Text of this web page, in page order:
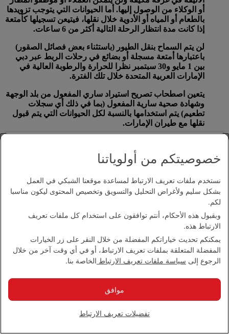
أو الوكلاء من الوصول إليها. أما الحيوانات التي يتوجب تزويدها
بالطعام أو المياه أو الأدوية خلال نقلها، فيتيعن تسجيلها كأمتعة
إذا كانت مدة انتظار الرحلة التالية أكثر من 6 ساعات.
لن يتم السماح بنقل الطيور (باستثناء بعض فصائل الصقور)
باعتبارها أمتعة مسجلة أو بضائع في رحلات الربط عبر دبي
بين 1 مايو و30 سبتمبر نظرا للحرارة والرطوبة العالية في
الإمارات العربية المتحدة خلال تلك الفترة.
يتعين اصطحاب تصريح استيراد ساري المفعول من بلد الوجهة
وشهادة صحية سارية المفعول (بما في ذلك أي سجلات
تطعيم) يتم استخدامها بالنسبة لكل الحيوانات التي يتم قبول
نقلها مع طيران الإمارات.
أنها أمتعة. يرجى الاتصال مع
للحصول على المزيد من المعلومات.
بالنسبة للحيوانات التي يتم نقلها على متن طيران الإمارات،
يتعين كتابة متطلبات درجة الحرارة المثلى على حاوية نقل
الحيوان إضافة إلى رقم الهاتف للاتصال في حالات الطوارئ
لن تقبل طيران الإمارات نقل أي أنثى حيوان قد تجاوزت ثلث
فترة الحمل أو وضعت مولودها قبل السفر بـ 48 ساعة.
ما هي السياسة المتبعة في ما يتعلق بنقل البضائع الخطرة؟
البضائع الخطرة عبارة عن مواد قد تشكل مخاطر على صحة
الركاب وسلامتهم أو قد تتسبب في إلحاق أضرار بالطائرة.
ويشار إلى هذه البضائع أيضا بأنها مواد محظورة ومواد خطرة
خصوصيتكم من أولوياتنا
نستخدم ملفات تعريف الارتباط لمساعدة موقعنا الشبكي في العمل
بشكل سليم ولأغراض التحليل والتسويق وتخصيص المحتوى ليكون مناسبا
لكم.
وبقبول هذه الأحكام، أنتم توافقون على استخدام كل ملفات تعريف
الارتباط هذه.
يمكنكم تحديث خياراتكم المفضلة من خلال النقر على زر الخيارات
المفضلة المتعلقة بملفات تعريف الارتباط، أو في أي وقت آخر من خلال
الرجوع إلى سياسة ملفات تعريف الارتباط الخاصة بنا.
تفضيلات تعريف الارتباط
موافق